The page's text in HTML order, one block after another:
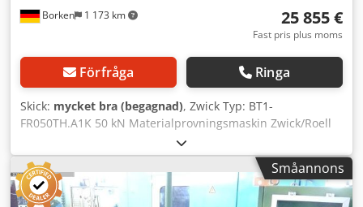
Borken 1 173 km 25 855 €
Fast pris plus moms
Förfråga Ringa
Skick: mycket bra (begagnad), Zwick Typ: BT1-
FR050TH.A1K 50 kN Materialprovningsmaskin Zwick/Roell
BT1-FR050TH.A1K materialprovningsmaskin – Exakta
töjningsmätningar Obs: Ingen dator medföljer!
Höjdpunkter: Provkraft: 50 kN (drag/tryck) Högprecisions
TC-MODCSCC-modul för töjningskraftgivare (4- & 6-ledare)
Småannons